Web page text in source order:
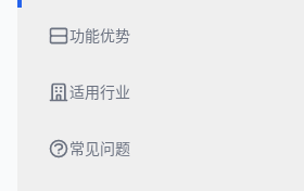
功能优势
适用行业
常见问题